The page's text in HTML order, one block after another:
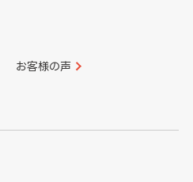
愛媛県
宮崎県
お客様の声